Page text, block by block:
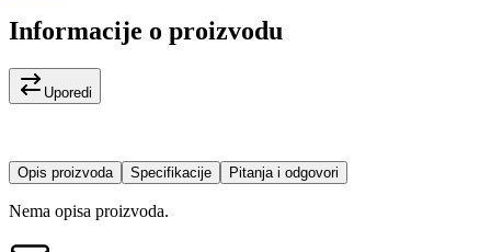
Informacije o proizvodu
Uporedi
Opis proizvoda Specifikacije Pitanja i odgovori
Nema opisa proizvoda.